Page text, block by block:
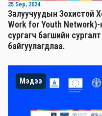
25 Sep, 2024
Залуучуудын Зохистой
Work for Youth
сургагч багшийн
байгуулагдлаа.
Мэдээ